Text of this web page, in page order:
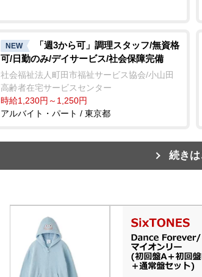
NEW
「週3から可」調理スタッフ/無資格
可/日勤のみ/デイサービス/社会保障完備
社会福祉法人町田市福祉サービス協会/小山田
高齢者在宅サービスセンター
時給1,230円～1,250円
アルバイト・パート / 東京都
続き